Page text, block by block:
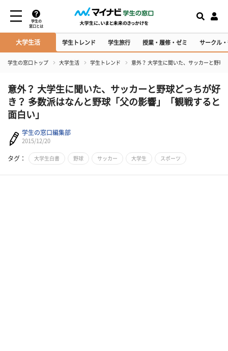
学生の
窓口とは
大学生活 学生トレンド 学生旅行 授業・履修・ゼミ サークル
学生の窓口トップ 大学生活 学生トレンド 意外？ 大学生に聞いた、サッカーと野球
意外？ 大学生に聞いた、サッカーと野球どっちが好
き？ 多数派はなんと野球「父の影響」「観戦すると
面白い」
学生の窓口編集部
2015/12/20
タグ： 大学生白書 野球 サッカー 大学生 スポーツ